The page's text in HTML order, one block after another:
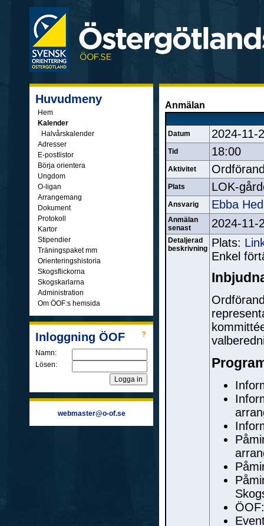
Huvudmeny
Hem
Kalender
Halvårskalender
Adresser
E-postlistor
Börja orientera
Ungdom
O-ligan
Arrangemang
Dokument
Protokoll
Kartor
Stipendier
Träningspaket mm
Orienteringshistoria
Skogsflickorna
Skogskarlarna
Administration
Om ÖOF:s hemsida
Inloggning ÖOF
Namn:
Lösen:
webmaster@o-of.se
Anmälan
Datum 2024-11-
Tid 18:00
Aktivitet
Plats LOK-
Ansvarig Ebba
Anmälan
senast
2024-11-
Detaljerad
beskrivning Plats:
Enkel